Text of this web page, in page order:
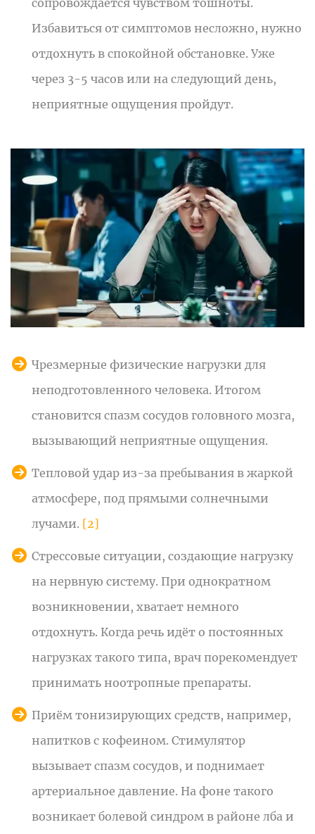
Избавиться от симптомов несложно, нужно
отдохнуть в спокойной обстановке. Уже
через 3-5 часов или на следующий день,
неприятные ощущения пройдут.
Чрезмерные физические нагрузки для
неподготовленного человека. Итогом
становится спазм сосудов головного мозга,
вызывающий неприятные ощущения.
Тепловой удар из-за пребывания в жаркой
атмосфере, под прямыми солнечными
лучами. [2]
Стрессовые ситуации, создающие нагрузку
на нервную систему. При однократном
возникновении, хватает немного
отдохнуть. Когда речь идёт о постоянных
нагрузках такого типа, врач порекомендует
принимать ноотропные препараты.
Приём тонизирующих средств, например,
напитков с кофеином. Стимулятор
вызывает спазм сосудов, и поднимает
артериальное давление. На фоне такого
возникает болевой синдром в районе лба и